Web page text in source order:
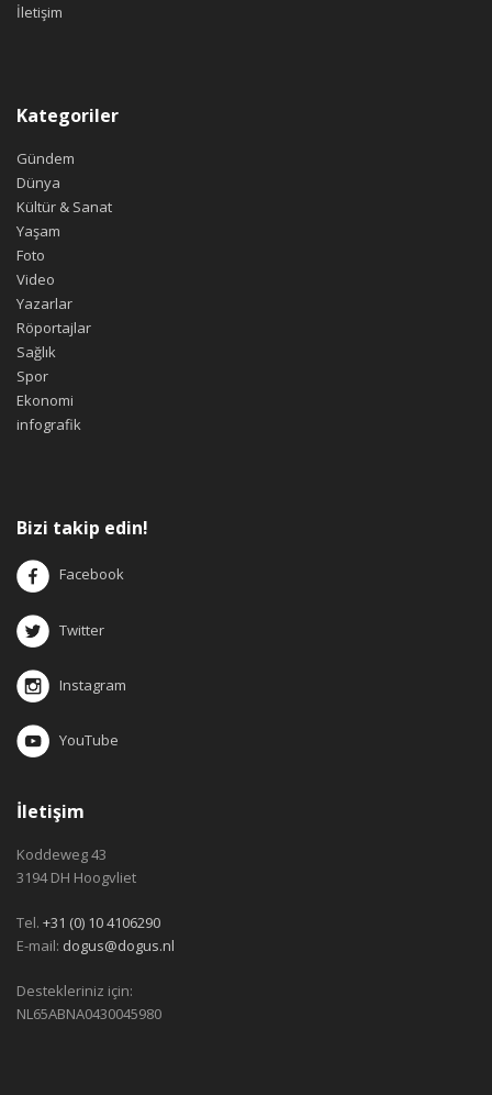
İletişim
Kategoriler
Gündem
Dünya
Kültür & Sanat
Yaşam
Foto
Video
Yazarlar
Röportajlar
Sağlık
Spor
Ekonomi
infografik
Bizi takip edin!
Facebook
Twitter
Instagram
YouTube
İletişim
Koddeweg 43
3194 DH Hoogvliet
Tel. +31 (0) 10 4106290
E-mail: dogus@dogus.nl
Destekleriniz için:
NL65ABNA0430045980